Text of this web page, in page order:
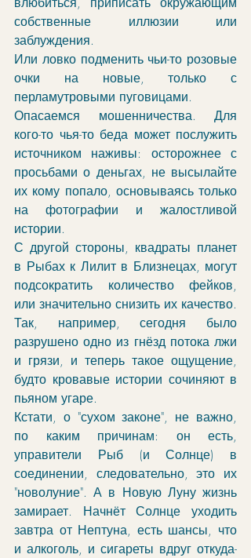
собственные иллюзии или
заблуждения.
Или ловко подменить чьи-то розовые
очки на новые, только с
перламутровыми пуговицами.
Опасаемся мошенничества. Для
кого-то чья-то беда может послужить
источником наживы: осторожнее с
просьбами о деньгах, не высылайте
их кому попало, основываясь только
на фотографии и жалостливой
истории.
С другой стороны, квадраты планет
в Рыбах к Лилит в Близнецах, могут
подсократить количество фейков,
или значительно снизить их качество.
Так, например, сегодня было
разрушено одно из гнёзд потока лжи
и грязи, и теперь такое ощущение,
будто кровавые истории сочиняют в
пьяном угаре.
Кстати, о "сухом законе", не важно,
по каким причинам: он есть,
управители Рыб (и Солнце) в
соединении, следовательно, это их
"новолуние". А в Новую Луну жизнь
замирает. Начнёт Солнце уходить
завтра от Нептуна, есть шансы, что
и алкоголь, и сигареты вдруг откуда-